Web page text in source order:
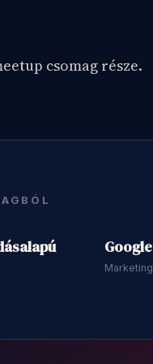
csomag része.
Marketing